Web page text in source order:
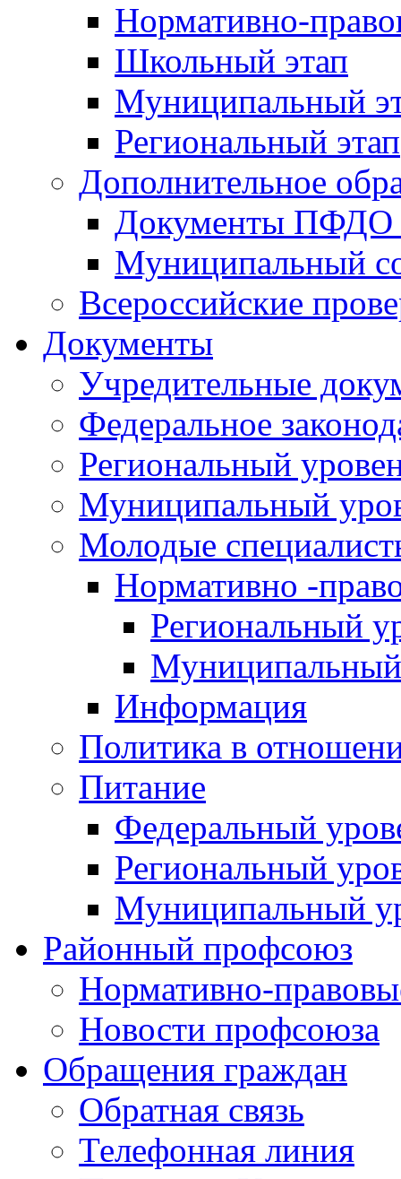
Нормативно-
Школьный этап
Муниципальный
Региональный этап
Дополнительное
Документы ПФДО
Муниципальный
Всероссийские
Документы
Учредительные
Федеральное
Региональный
Муниципальный
Молодые
Нормативно -
Региональный
Информация
Политика в
Питание
Федеральный
Региональный
Муниципальный
Районный профсоюз
Нормативно-
Новости профсоюза
Обращения граждан
Обратная связь
Телефонная линия